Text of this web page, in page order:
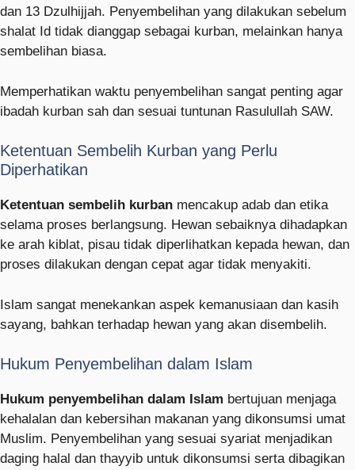
dan 13 Dzulhijjah. Penyembelihan yang dilakukan sebelum
shalat Id tidak dianggap sebagai kurban, melainkan hanya
sembelihan biasa.
Memperhatikan waktu penyembelihan sangat penting agar
ibadah kurban sah dan sesuai tuntunan Rasulullah SAW.
Ketentuan Sembelih Kurban yang Perlu
Diperhatikan
Ketentuan sembelih kurban mencakup adab dan etika
selama proses berlangsung. Hewan sebaiknya dihadapkan
ke arah kiblat, pisau tidak diperlihatkan kepada hewan, dan
proses dilakukan dengan cepat agar tidak menyakiti.
Islam sangat menekankan aspek kemanusiaan dan kasih
sayang, bahkan terhadap hewan yang akan disembelih.
Hukum Penyembelihan dalam Islam
Hukum penyembelihan dalam Islam bertujuan menjaga
kehalalan dan kebersihan makanan yang dikonsumsi umat
Muslim. Penyembelihan yang sesuai syariat menjadikan
daging halal dan thayyib untuk dikonsumsi serta dibagikan